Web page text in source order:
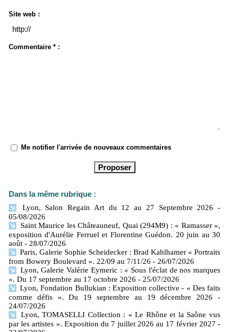
Site web :
Commentaire * :
Me notifier l'arrivée de nouveaux commentaires
Dans la même rubrique :
Lyon, Salon Regain Art du 12 au 27 Septembre 2026
-
05/08/2026
Saint Maurice les Châteauneuf, Quai (294M9) : « Ramasser »,
exposition d'Aurélie Ferruel et Florentine Guédon. 20 juin au 30
août - 28/07/2026
Paris, Galerie Sophie Scheidecker : Brad Kahlhamer « Portraits
from Bowery Boulevard ». 22/09 au 7/11/26 - 26/07/2026
Lyon, Galerie Valérie Eymeric : « Sous l'éclat de nos marques
». Du 17 septembre au 17 octobre 2026 - 25/07/2026
Lyon, Fondation Bullukian : Exposition collective - « Des faits
comme défis ». Du 19 septembre au 19 décembre 2026
-
24/07/2026
Lyon, TOMASELLI Collection : « Le Rhône et la Saône vus
par les artistes ». Exposition du 7 juillet 2026 au 17 février 2027 -